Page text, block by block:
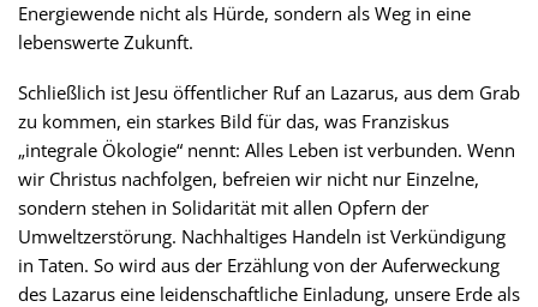
Energiewende nicht als Hürde, sondern als Weg in eine
lebenswerte Zukunft.
Schließlich ist Jesu öffentlicher Ruf an Lazarus, aus dem Grab
zu kommen, ein starkes Bild für das, was Franziskus
„integrale Ökologie“ nennt: Alles Leben ist verbunden. Wenn
wir Christus nachfolgen, befreien wir nicht nur Einzelne,
sondern stehen in Solidarität mit allen Opfern der
Umweltzerstörung. Nachhaltiges Handeln ist Verkündigung
in Taten. So wird aus der Erzählung von der Auferweckung
des Lazarus eine leidenschaftliche Einladung, unsere Erde als